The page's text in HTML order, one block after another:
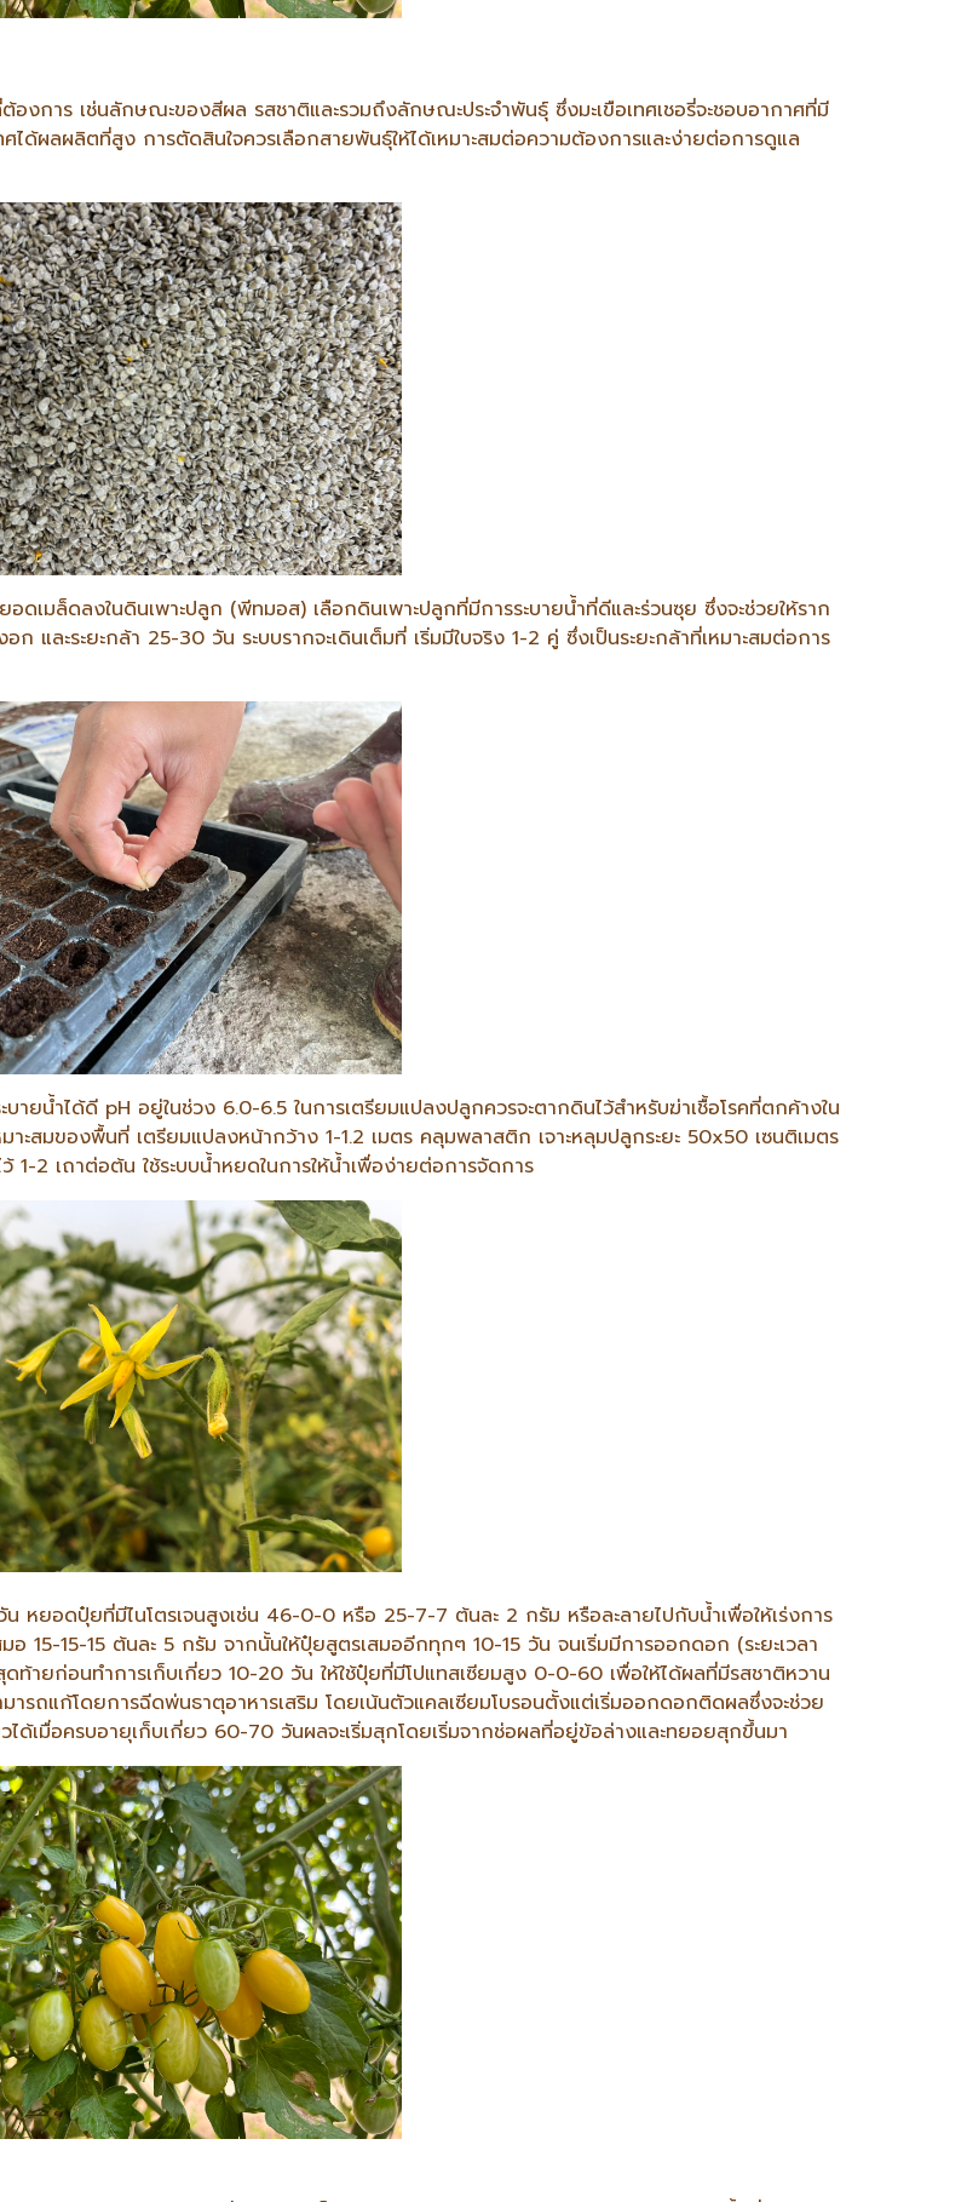
าร เช่นลักษณะของสีผล รสชาติและรวมถึงลักษณะประจำพันธุ์ ซึ่งมะเขือเทศเชอรี่จะชอบอากาศที่มี
ด้ผลผลิตที่สูง การตัดสินใจควรเลือกสายพันธุ์ให้ได้เหมาะสมต่อความต้องการและง่ายต่อการดูแล
อดเมล็ดลงในดินเพาะปลูก (พีทมอส) เลือกดินเพาะปลูกที่มีการระบายน้ำที่ดีและร่วนซุย ซึ่งจะช่วยให้ราก
และระยะกล้า 25-30 วัน ระบบรากจะเดินเต็มที่ เริ่มมีใบจริง 1-2 คู่ ซึ่งเป็นระยะกล้าที่เหมาะสมต่อการ
ายน้ำได้ดี pH อยู่ในช่วง 6.0-6.5 ในการเตรียมแปลงปลูกควรจะตากดินไว้สำหรับฆ่าเชื้อโรคที่ตกค้างใน
ะสมของพื้นที่ เตรียมแปลงหน้ากว้าง 1-1.2 เมตร คลุมพลาสติก เจาะหลุมปลูกระยะ 50x50 เซนติเมตร
2 เถาต่อต้น ใช้ระบบน้ำหยดในการให้น้ำเพื่อง่ายต่อการจัดการ
ยอดปุ๋ยที่มีไนโตรเจนสูงเช่น 46-0-0 หรือ 25-7-7 ต้นละ 2 กรัม หรือละลายไปกับน้ำเพื่อให้เร่งการ
15-15-15 ต้นละ 5 กรัม จากนั้นให้ปุ๋ยสูตรเสมออีกทุกๆ 10-15 วัน จนเริ่มมีการออกดอก (ระยะเวลา
ท้ายก่อนทำการเก็บเกี่ยว 10-20 วัน ให้ใช้ปุ๋ยที่มีโปแทสเซียมสูง 0-0-60 เพื่อให้ได้ผลที่มีรสชาติหวาน
ารถแก้โดยการฉีดพ่นธาตุอาหารเสริม โดยเน้นตัวแคลเซียมโบรอนตั้งแต่เริ่มออกดอกติดผลซึ่งจะช่วย
ด้เมื่อครบอายุเก็บเกี่ยว 60-70 วันผลจะเริ่มสุกโดยเริ่มจากช่อผลที่อยู่ข้อล่างและทยอยสุกขึ้นมา